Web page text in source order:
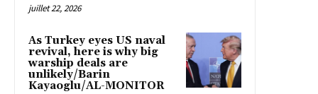
juillet 22, 2026
As Turkey eyes US naval
revival, here is why big
warship deals are
unlikely/Barin
Kayaoglu/AL-MONITOR